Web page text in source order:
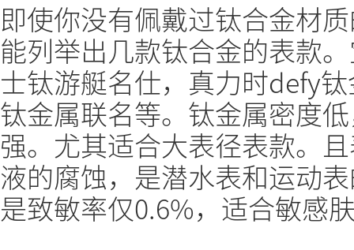
即使你没有佩戴过钛合金材
能列举出几款钛合金的表款
士钛游艇名仕，真力时defy
钛金属联名等。钛金属密度
强。尤其适合大表径表款。
液的腐蚀，是潜水表和运动
是致敏率仅0.6%，适合敏感